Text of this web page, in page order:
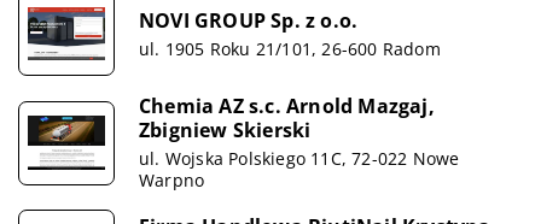
NOVI GROUP Sp. z o.o.
ul. 1905 Roku 21/101, 26-600 Radom
Chemia AZ s.c. Arnold Mazgaj,
Zbigniew Skierski
ul. Wojska Polskiego 11C, 72-022 Nowe
Warpno